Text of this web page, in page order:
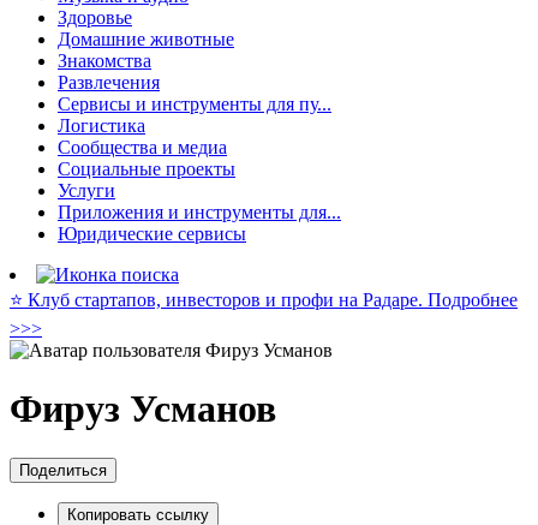
Здоровье
Домашние животные
Знакомства
Развлечения
Сервисы и инструменты для пу...
Логистика
Сообщества и медиа
Социальные проекты
Услуги
Приложения и инструменты для...
Юридические сервисы
⭐️ Клуб стартапов, инвесторов и профи на Радаре. Подробнее
>>>
Фируз Усманов
Поделиться
Копировать ссылку